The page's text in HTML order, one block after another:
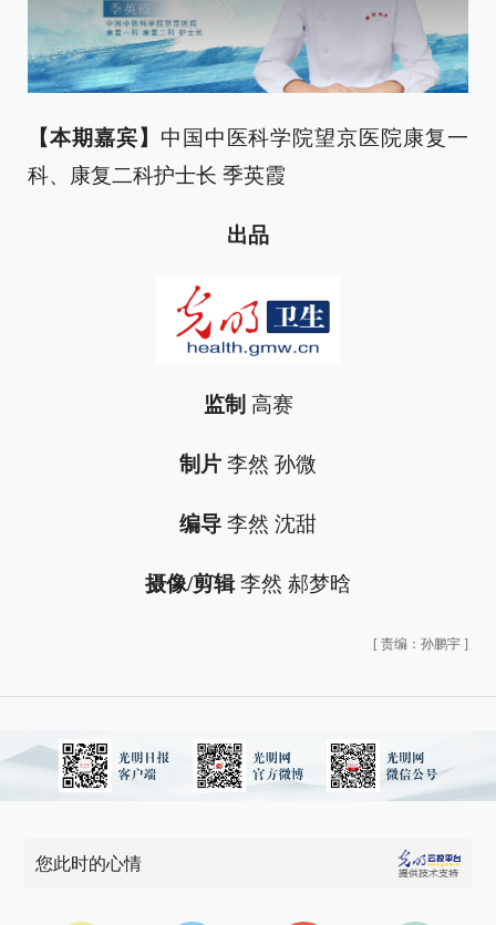
【本期嘉宾】 中国中医科学院望京医院康复一
科、康复二科护士长 季英霞
出品
监制 高赛
制片 李然 孙微
编导 李然 沈甜
摄像/剪辑李然 郝梦晗
[ 责编：孙鹏宇 ]
您此时的心情